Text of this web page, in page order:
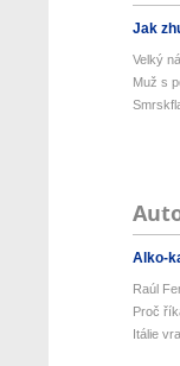
Jak
Velký
Muž s
Alko-
Raúl
Proč
Itálie